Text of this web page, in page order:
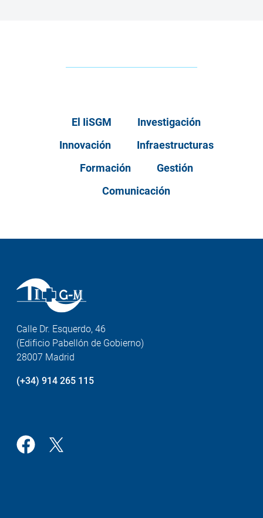
El IiSGM
Investigación
Innovación
Infraestructuras
Formación
Gestión
Comunicación
Calle Dr. Esquerdo, 46
(Edificio Pabellón de Gobierno)
28007 Madrid
(+34) 914 265 115